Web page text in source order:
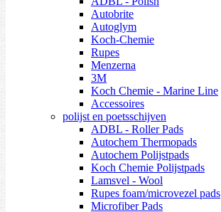
Autobrite
Autoglym
Koch-Chemie
Rupes
Menzerna
3M
Koch Chemie - Marine Line
Accessoires
polijst en poetsschijven
ADBL - Roller Pads
Autochem Thermopads
Autochem Polijstpads
Koch Chemie Polijstpads
Lamsvel - Wool
Rupes foam/microvezel pads
Microfiber Pads